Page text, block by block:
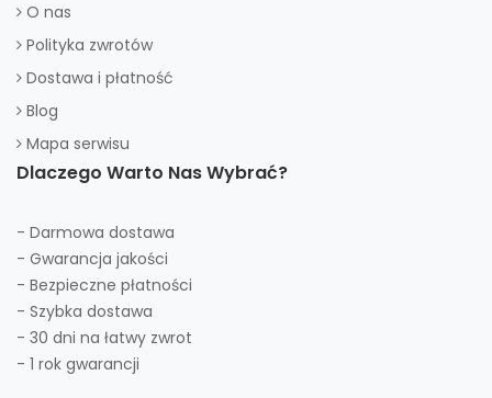
O nas
Polityka zwrotów
Dostawa i płatność
Blog
Mapa serwisu
Dlaczego Warto Nas Wybrać?
- Darmowa dostawa
- Gwarancja jakości
- Bezpieczne płatności
- Szybka dostawa
- 30 dni na łatwy zwrot
- 1 rok gwarancji